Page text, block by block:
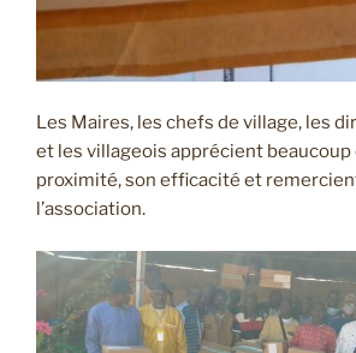
Les Maires, les chefs de village, les
et les villageois apprécient beaucoup
proximité, son efficacité et
l’association.